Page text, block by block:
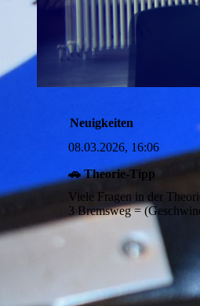
Neuigkeiten
08.03.2026, 16:06
🚗 Theorie-Tipp
Viele Fragen in der
3 Bremsweg =